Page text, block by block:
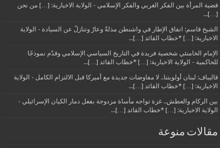
قضية المرأة بين الفكر الغربي والفكر الإسلامي - الولاية الاخبارية: […] من نحن
[…]...
الشيخ قاسم: اتفاق الإطار في واشنطن مذلةٌ وعارٌ وتنازلٌ عن السيادة - الولاية
الاخبارية: […] *خطاب القائد […]...
الإمام الخامنئي شخصية فريدة في التاريخ السياسي الإسلامي وقدّم نموذجًا
للحاكمية - الولاية الاخبارية: […] *خطاب القائد […]...
قاليباف: لبنان أولويتنا.. لا مفاوضات جديدة مع أميركا قبل الالتزام الكامل - الولاية
الاخبارية: […] *خطاب القائد […]...
بين الركام والعطش.. غزة تواجه مأساة مزدوجة بفعل دمار الكيان الإسرائيلي -
الولاية الاخبارية: […] *خطاب القائد […]...
مقالات منوعة